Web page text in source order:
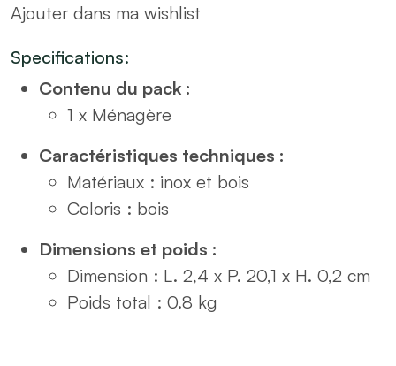
bois
Pièces
quantity
Ajouter dans ma wishlist
Specifications:
Contenu du pack :
1 x Ménagère
Caractéristiques techniques :
Matériaux : inox et bois
Coloris : bois
Dimensions et poids :
Dimension : L. 2,4 x P. 20,1 x H. 0,2 cm
Poids total : 0.8 kg